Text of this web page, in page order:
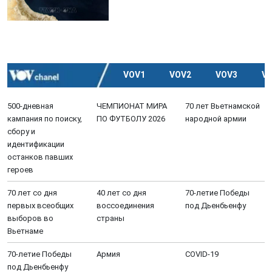
VOV1 VOV2 VOV3
500-дневная
кампания по поиску,
сбору и
идентификации
останков павших
героев
ЧЕМПИОНАТ МИРА
ПО ФУТБОЛУ 2026
70 лет Вьетнамской
народной армии
70 лет со дня
первых всеобщих
выборов во
Вьетнаме
40 лет со дня
воссоединения
страны
70-летие Победы
под Дьенбьенфу
70-летие Победы
под Дьенбьенфу
Aрмия COVID-19